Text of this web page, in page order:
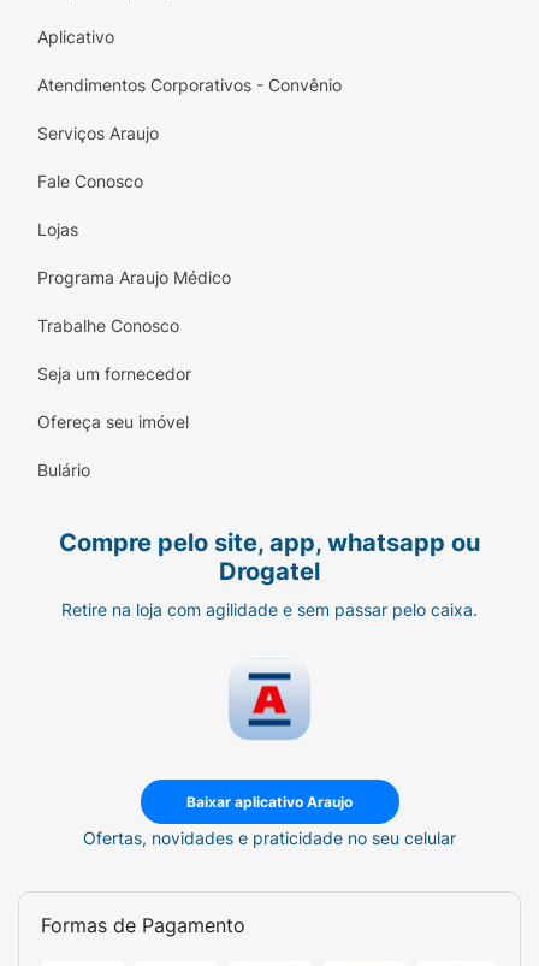
Aplicativo
Atendimentos Corporativos - Convênio
Serviços Araujo
Fale Conosco
Lojas
Programa Araujo Médico
Trabalhe Conosco
Seja um fornecedor
Ofereça seu imóvel
Bulário
Compre pelo site, app, whatsapp ou
Drogatel
Retire na loja com agilidade e sem passar pelo caixa.
Baixar aplicativo Araujo
Ofertas, novidades e praticidade no seu celular
Formas de Pagamento